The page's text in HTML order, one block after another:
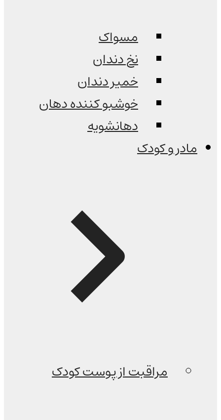
مسواک
نخ دندان
خمیر دندان
خوشبو کننده دهان
دهانشویه
مادر و کودک
مراقبت از پوست کودک